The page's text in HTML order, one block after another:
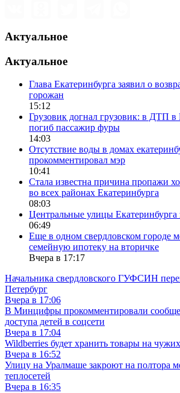
Актуальное
Актуальное
Глава Екатеринбурга заявил о
горожан
15:12
Грузовик догнал грузовик: в ДТП в
погиб пассажир фуры
14:03
Отсутствие воды в домах
прокомментировал мэр
10:41
Стала известна причина пропажи
во всех районах Екатеринбурга
08:03
Центральные улицы Екатеринбурга
06:49
Еще в одном свердловском городе
семейную ипотеку на вторичке
Вчера в 17:17
Начальника свердловского ГУФСИН
Петербург
Вчера в 17:06
В Минцифры прокомментировали
доступа детей в соцсети
Вчера в 17:04
Wildberries будет хранить товары на
Вчера в 16:52
Улицу на Уралмаше закроют на полтора
теплосетей
Вчера в 16:35